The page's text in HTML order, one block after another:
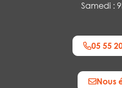
Samedi :
05 55
Nous